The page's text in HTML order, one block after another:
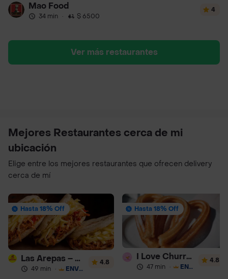
Mao Food
34 min · $ 6500
4
Ver más restaurantes
Mejores Restaurantes cerca de mi
ubicación
Elige entre los mejores restaurantes que ofrecen delivery
cerca de mí
Hasta 18% Off
Las Arepas – Arepas Rellenas
49 min · ENVÍO GRATIS
4.8
Hasta 18% Off
I Love Churros 95
47 min · ENVÍO GRATIS
4.8